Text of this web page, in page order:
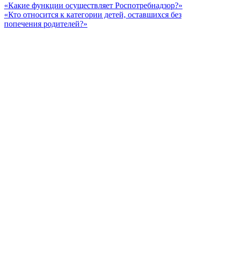
«Какие функции осуществляет Роспотребнадзор?»
«Кто относится к категории детей, оставшихся без
попечения родителей?»